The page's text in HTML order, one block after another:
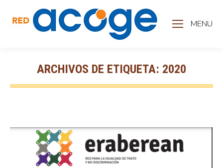
MENU
ARCHIVOS DE ETIQUETA: 2020
Estás aquí: